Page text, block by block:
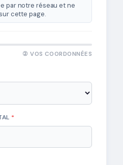
par notre réseau et ne
cette page.
② VOS COORDONNÉES
*